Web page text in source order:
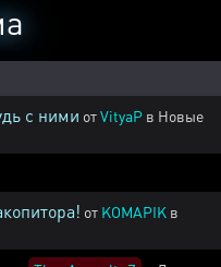
с ними отVityaP в Новые
от KOMAPIK в